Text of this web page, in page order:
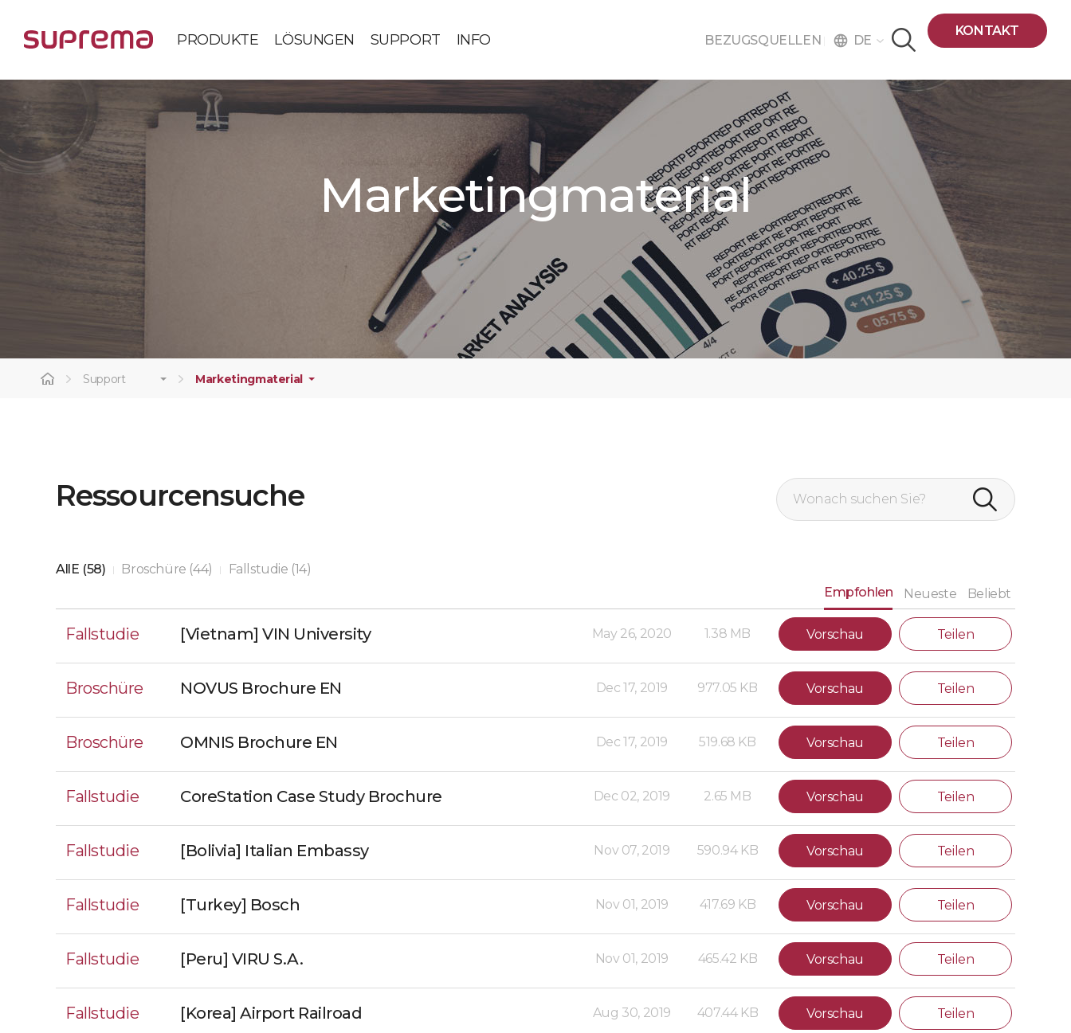
PRODUKTE LÖSUNGEN SUPPORT INFO BEZUGSQUELLEN language DE
KONTAKT
Marketingmaterial
Support Marketingmaterial
Ressourcensuche
AllE (58) | Broschüre (44) |
Fallstudie (14)
Empfohlen
Neueste Beliebt
Fallstudie [Vietnam] VIN University May 26, 2020 1.38 MB Vorschau Teilen
Broschüre NOVUS Brochure EN Dec 17, 2019 977.05 KB Vorschau Teilen
Broschüre OMNIS Brochure EN Dec 17, 2019 519.68 KB Vorschau Teilen
Fallstudie CoreStation Case Study Brochure Dec 02, 2019 2.65 MB Vorschau Teilen
Fallstudie [Bolivia] Italian Embassy Nov 07, 2019 590.94 KB Vorschau Teilen
Fallstudie [Turkey] Bosch Nov 01, 2019 417.69 KB Vorschau Teilen
Fallstudie [Peru] VIRU S.A. Nov 01, 2019 465.42 KB Vorschau Teilen
Fallstudie [Korea] Airport Railroad Aug 30, 2019 407.44 KB Vorschau Teilen